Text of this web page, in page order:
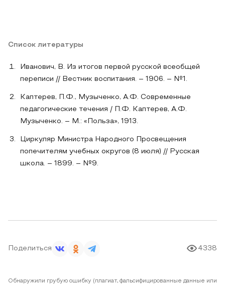
Список литературы
Иванович, В. Из итогов первой русской всеобщей
переписи // Вестник воспитания. – 1906. – №1.
Каптерев, П.Ф., Музыченко, А.Ф. Современные
педагогические течения / П.Ф. Каптерев, А.Ф.
Музыченко. – М.: «Польза», 1913.
Циркуляр Министра Народного Просвещения
попечителям учебных округов (8 июля) // Русская
школа. – 1899. – №9.
Поделиться 4338
Обнаружили грубую ошибку (плагиат, фальсифицированные данные или